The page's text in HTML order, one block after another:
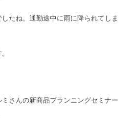
たね。通勤途中に雨に降られてしま
さんの新商品プランニングセミナー